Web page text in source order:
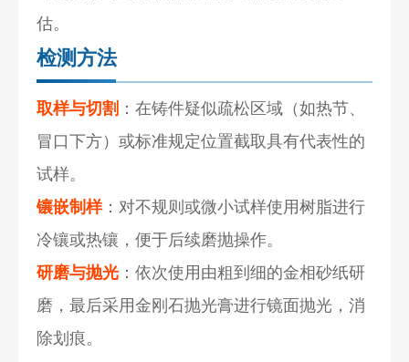
估。
检测方法
取样与切割 ：在铸件疑似疏松区域（如热节、
冒口下方）或标准规定位置截取具有代表性的
试样。
镶嵌制样：对不规则或微小试样使用树脂进行
冷镶或热镶，便于后续磨抛操作。
研磨与抛光 ：依次使用由粗到细的金相砂纸研
磨，最后采用金刚石抛光膏进行镜面抛光，消
除划痕。